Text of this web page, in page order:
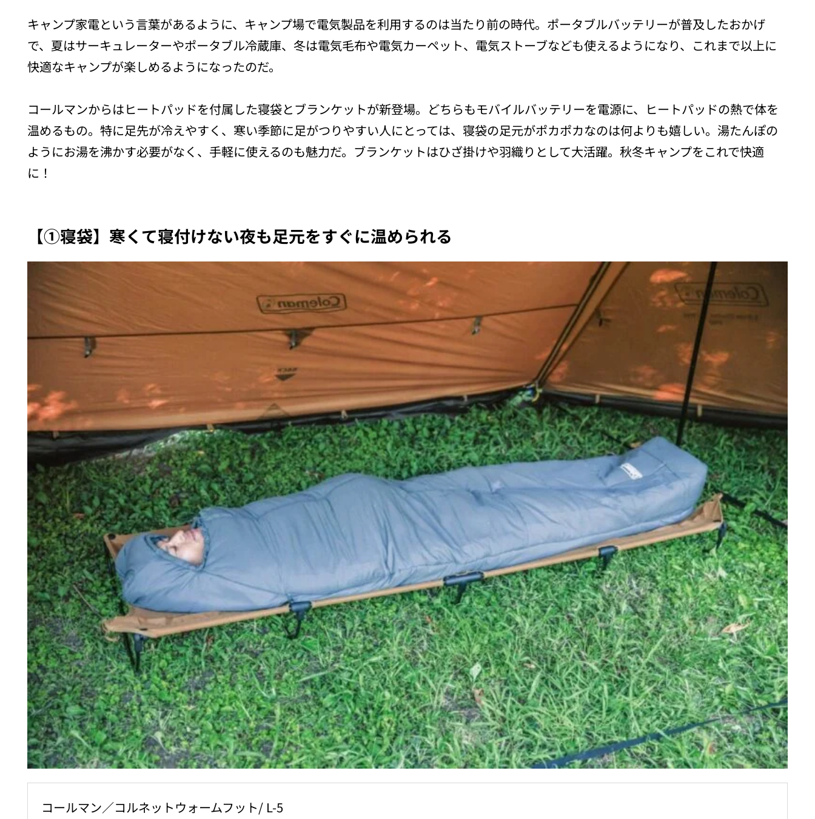
キャンプ家電という言葉があるように、キャンプ場で電気製品を利用するのは当たり前の時代。ポータブルバッテリーが普及したおかげ
で、夏はサーキュレーターやポータブル冷蔵庫、冬は電気毛布や電気カーペット、電気ストーブなども使えるようになり、これまで以上に
快適なキャンプが楽しめるようになったのだ。
コールマンからはヒートパッドを付属した寝袋とブランケットが新登場。どちらもモバイルバッテリーを電源に、ヒートパッドの熱で体を
温めるもの。特に足先が冷えやすく、寒い季節に足がつりやすい人にとっては、寝袋の足元がポカポカなのは何よりも嬉しい。湯たんぽの
ようにお湯を沸かす必要がなく、手軽に使えるのも魅力だ。ブランケットはひざ掛けや羽織りとして大活躍。秋冬キャンプをこれで快適
に！
【①寝袋】寒くて寝付けない夜も足元をすぐに温められる
コールマン／コルネットウォームフット/ L-5